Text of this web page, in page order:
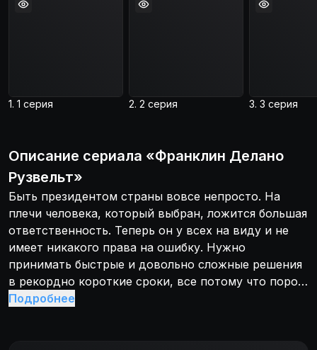
1. 1 серия 2. 2 серия 3. 3 серия
Описание сериала «Франклин Делано
Рузвельт»
Быть президентом страны вовсе непросто. На
плечи человека, который выбран, ложится большая
ответственность. Теперь он у всех на виду и не
имеет никакого права на ошибку. Нужно
принимать быстрые и довольно сложные решения
в рекордно короткие сроки, все потому что порой
от этого будет зависеть будущее народа и всей
Подробнее